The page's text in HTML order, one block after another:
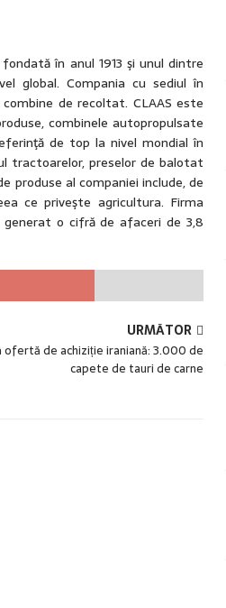
în anul 1913 şi unul dintre
global. Compania cu sediul în
de recoltat. CLAAS este
combinele autopropulsate
de top la nivel mondial în
tractoarelor, preselor de balotat
produse al companiei include, de
ce priveşte agricultura. Firma
generat o cifră de afaceri de 3,8
URMĂTOR
ofertă de achiziție iraniană: 3.000 de
capete de tauri de carne